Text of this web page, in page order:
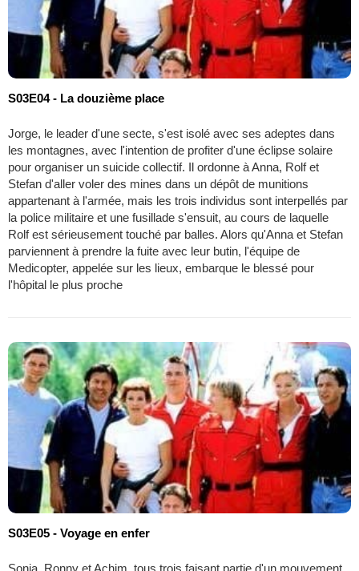
S03E04 - La douzième place
Jorge, le leader d'une secte, s'est isolé avec ses adeptes dans
les montagnes, avec l'intention de profiter d'une éclipse solaire
pour organiser un suicide collectif. Il ordonne à Anna, Rolf et
Stefan d'aller voler des mines dans un dépôt de munitions
appartenant à l'armée, mais les trois individus sont interpellés par
la police militaire et une fusillade s'ensuit, au cours de laquelle
Rolf est sérieusement touché par balles. Alors qu'Anna et Stefan
parviennent à prendre la fuite avec leur butin, l'équipe de
Medicopter, appelée sur les lieux, embarque le blessé pour
l'hôpital le plus proche
S03E05 - Voyage en enfer
Sonja, Ronny et Achim, tous trois faisant partie d'un mouvement